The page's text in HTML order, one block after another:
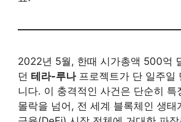
2022년 5월, 한때 시가총액 500억
던 테라-루나프로젝트가 단 일주일
니다. 이 충격적인 사건은 단순히 특
몰락을 넘어, 전 세계 블록체인 생태